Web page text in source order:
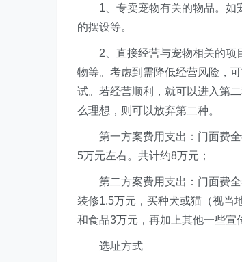
1、专卖宠物有关的物品。如
的摆设等。
2、直接经营与宠物相关的项
物等。考虑到需降低经营风险，
试。若经营顺利，就可以进入第
么理想，则可以放弃第二种。
第一方案费用支出：门面费全
5万元左右。共计约8万元；
第二方案费用支出：门面费全
装修1.5万元，买种犬或猫（视当
和食品3万元，再加上其他一些宣
选址方式